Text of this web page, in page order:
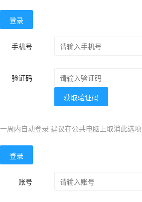
登录
手机号
验证码
获取验证码
一周内自动登录 建议在公共电脑上取消此选项
登录
账号